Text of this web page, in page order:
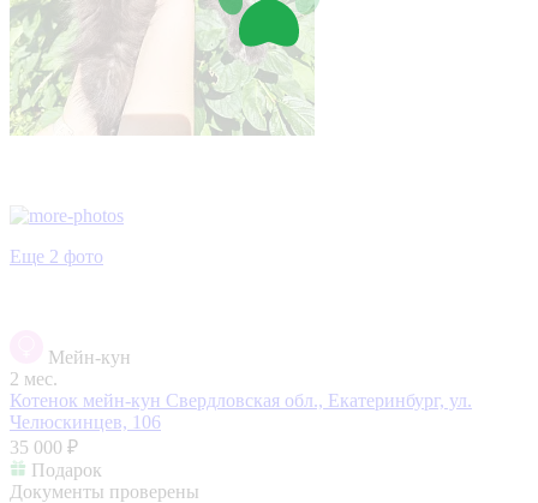
Еще 2 фото
Мейн-кун
2 мес.
Котенок мейн-кун Свердловская обл., Екатеринбург, ул.
Челюскинцев, 106
35 000 ₽
Подарок
Документы проверены